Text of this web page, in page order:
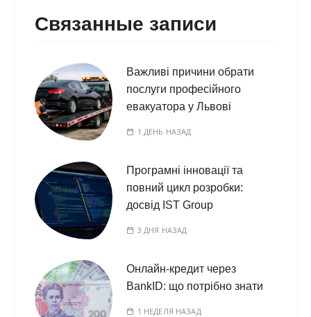
Связанные записи
Важливі причини обрати
послуги професійного
евакуатора у Львові
1 ДЕНЬ НАЗАД
Програмні інновації та
повний цикл розробки:
досвід IST Group
3 ДНЯ НАЗАД
Онлайн-кредит через
BankID: що потрібно знати
1 НЕДЕЛЯ НАЗАД